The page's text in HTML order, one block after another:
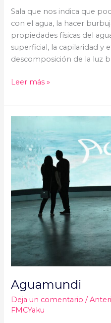
Sala que nos indica que
con el agua, la hacer
propiedades físicas del
superficial, la capilaridad y
descomposición de la luz
Leer más »
Aguamundi
Deja un comentario /
FMCYaku